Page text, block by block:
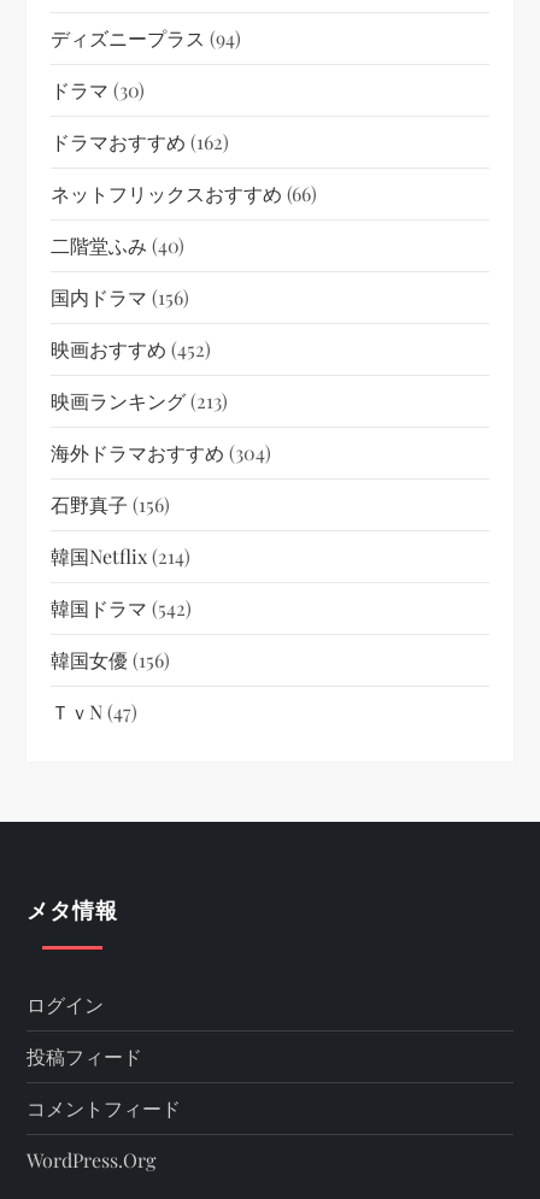
ディズニープラス (94)
ドラマ (30)
ドラマおすすめ (162)
ネットフリックスおすすめ (66)
二階堂ふみ (40)
国内ドラマ (156)
映画おすすめ (452)
映画ランキング(213)
海外ドラマおすすめ (304)
石野真子 (156)
韓国netflix(214)
韓国ドラマ (542)
韓国女優(156)
ＴｖN(47)
メタ情報
ログイン
投稿フィード
コメントフィード
WordPress.org